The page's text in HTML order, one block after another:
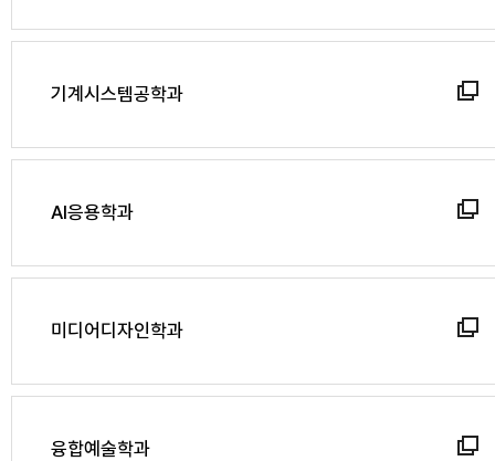
기계시스템공학과
AI응용학과
미디어디자인학과
융합예술학과